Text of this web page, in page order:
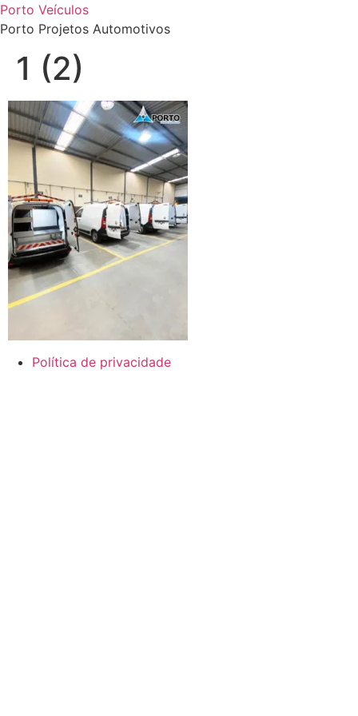
Porto Veículos
Porto Projetos Automotivos
1 (2)
Política de privacidade